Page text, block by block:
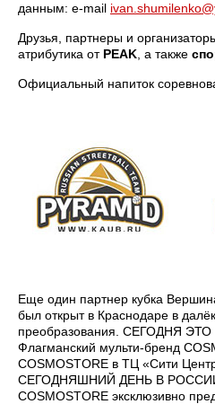
данным: e-mail
Друзья, партнеры и
атрибутика от PEAK , а также
Официальный напиток
Еще один партнер кубка
был открыт в Краснодаре в
преобразования. СЕГОДНЯ
Флагманский мульти-бренд
COSMOSTORE в ТЦ «Сити
СЕГОДНЯШНИЙ ДЕНЬ В РОССИИ
COSMOSTORE эксклюзивно